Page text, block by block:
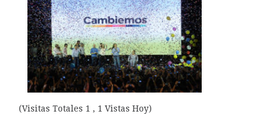
(Visitas Totales 1 , 1 Vistas Hoy)